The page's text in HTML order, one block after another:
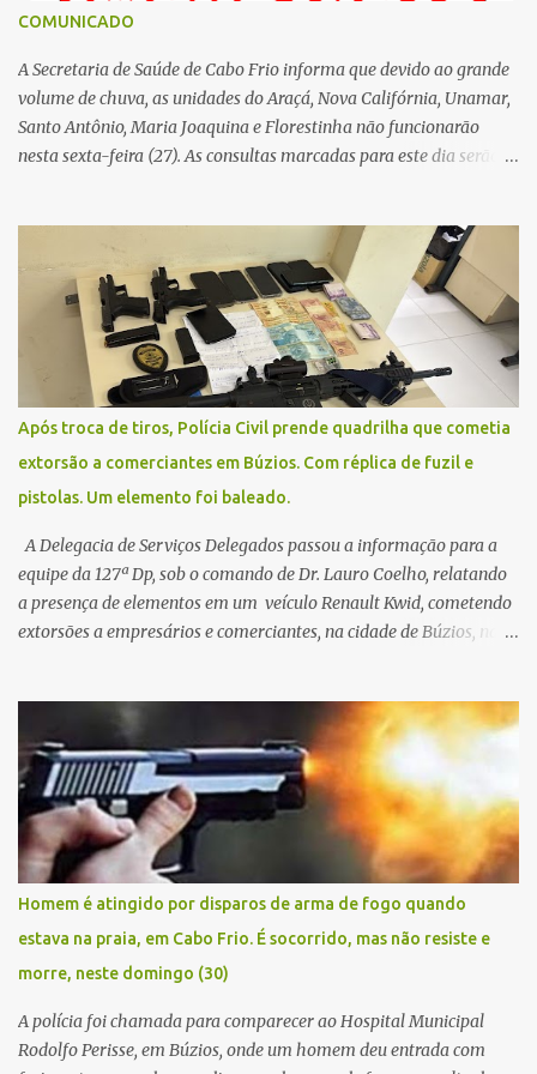
COMUNICADO
A Secretaria de Saúde de Cabo Frio informa que devido ao grande
volume de chuva, as unidades do Araçá, Nova Califórnia, Unamar,
Santo Antônio, Maria Joaquina e Florestinha não funcionarão
nesta sexta-feira (27). As consultas marcadas para este dia serão
Contamos com a compreensão de toda população, pois se trata de
uma situação climática que foge ao controle da administração
pública.
Após troca de tiros, Polícia Civil prende quadrilha que cometia
extorsão a comerciantes em Búzios. Com réplica de fuzil e
pistolas. Um elemento foi baleado.
A Delegacia de Serviços Delegados passou a informação para a
equipe da 127ª Dp, sob o comando de Dr. Lauro Coelho, relatando
a presença de elementos em um veículo Renault Kwid, cometendo
extorsões a empresários e comerciantes, na cidade de Búzios, na
fugir da cidade Buziana. Um dos detidos é policial civil e este foi
baleado na perna na troca de tiros . Na ocorrência, três armas,
pistolas e uma réplica de fuzil, foram apreendidas. O homem
baleado foi identificado como Claudio Bastos, conhecido no meio
político.
Homem é atingido por disparos de arma de fogo quando
estava na praia, em Cabo Frio. É socorrido, mas não resiste e
morre, neste domingo (30)
A polícia foi chamada para comparecer ao Hospital Municipal
Rodolfo Perisse, em Búzios, onde um homem deu entrada com